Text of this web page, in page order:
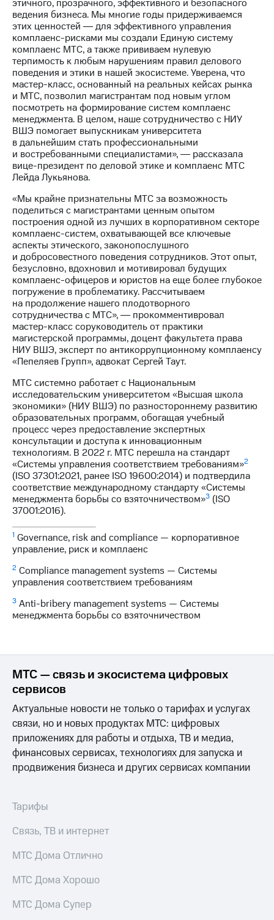
Рынок
акций
Описание
Программа
приобретения
Порядок
выкупа
акций
Дивиденды
Рынок
облигаций
Описание
Еврооблигации-2023
о
погашении
именных
облигаций
Другое
Регистратор
Реквизиты
Контакты
развитие
деловая этика
На главную
этичного, прозрачного, эффективного и безопасного
ведения бизнеса. Мы многие годы придерживаемся
этих ценностей ― для эффективного управления
комплаенс-рисками мы создали Единую систему
комплаенс МТС, а также прививаем нулевую
терпимость к любым нарушениям правил делового
поведения и этики в нашей экосистеме. Уверена, что
мастер-класс, основанный на реальных кейсах рынка
и МТС, позволил магистрантам под новым углом
посмотреть на формирование систем комплаенс
менеджмента. В целом, наше сотрудничество с НИУ
ВШЭ помогает выпускникам университета
в дальнейшим стать профессиональными
и востребованными специалистами», ― рассказала
вице-президент по деловой этике и комплаенс МТС
Лейда Лукьянова.
«Мы крайне признательны МТС за возможность
поделиться с магистрантами ценным опытом
построения одной из лучших в корпоративном секторе
комплаенс-систем, охватывающей все ключевые
аспекты этического, законопослушного
и добросовестного поведения сотрудников. Этот опыт,
безусловно, вдохновил и мотивировал будущих
комплаенс-офицеров и юристов на еще более глубокое
погружение в проблематику. Рассчитываем
на продолжение нашего плодотворного
сотрудничества с МТС», ― прокомментивровал
мастер-класс соруководитель от практики
магистерской программы, доцент факультета права
НИУ ВШЭ, эксперт по антикоррупционному комплаенсу
«Пепеляев Групп», адвокат Сергей Таут.
МТС системно работает с Национальным
исследовательским университетом «Высшая школа
экономики» (НИУ ВШЭ) по разностороннему развитию
образовательных программ, обогащая учебный
процесс через предоставление экспертных
консультации и доступа к инновационным
технологиям. В 2022 г. МТС перешла на стандарт
«Системы управления соответствием требованиям»2
(ISO 37301:2021, ранее ISO 19600:2014) и подтвердила
соответствие международному стандарту «Системы
менеджмента борьбы со взяточничеством»3 (ISO
37001:2016).
1 Governance, risk and compliance — корпоративное
управление, риск и комплаенс
2 Compliance management systems — Системы
управления соответствием требованиям
3 Anti-bribery management systems — Системы
менеджмента борьбы со взяточничеством
МТС — связь и экосистема цифровых
сервисов
Актуальные новости не только о тарифах и услугах
связи, но и новых продуктах МТС: цифровых
приложениях для работы и отдыха, ТВ и медиа,
финансовых сервисах, технологиях для запуска и
продвижения бизнеса и других сервисах компании
Тарифы
Связь, ТВ и интернет
МТС Дома Отлично
МТС Дома Хорошо
МТС Дома Супер